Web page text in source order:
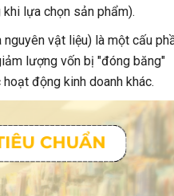
lựa chọn sản phẩm).
vật liệu) là một cấu
lượng vốn bị "đóng băng"
động kinh doanh khác.